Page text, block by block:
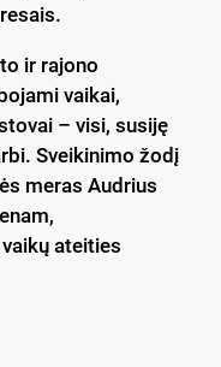
ir rajono
vaikai,
– visi, susiję
Sveikinimo žodį
meras Audrius
ateities